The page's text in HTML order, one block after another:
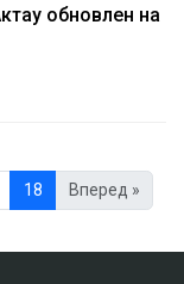
обновлен на
18 Вперед »